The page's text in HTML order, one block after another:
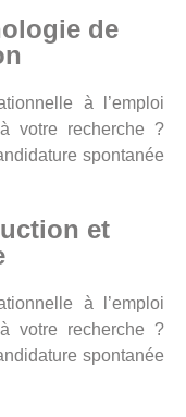
de
à l’emploi
votre recherche ?
spontanée
et
à l’emploi
votre recherche ?
spontanée